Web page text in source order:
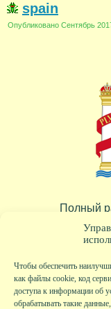
Чтобы обеспечить
как файлы cookie, код
доступа к информации об
обрабатывать такие
spain
Опубликовано Сентябрь
Полный